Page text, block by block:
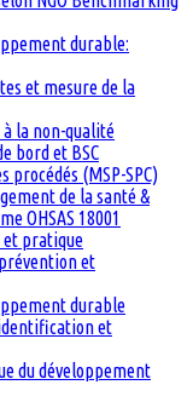
durable:
et mesure de la
à la non-qualité
bord et BSC
procédés (MSP-SPC)
de la santé &
OHSAS 18001
et pratique
et
durable
et
du développement